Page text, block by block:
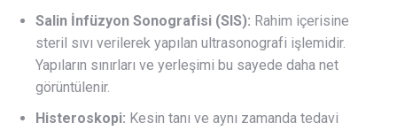
Salin İnfüzyon Sonografisi (SIS): Rahim içerisine
steril sıvı verilerek yapılan ultrasonografi işlemidir.
Yapıların sınırları ve yerleşimi bu sayede daha net
görüntülenir.
Histeroskopi: Kesin tanı ve aynı zamanda tedavi